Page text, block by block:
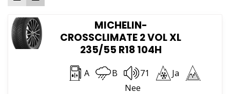
MICHELIN-
CROSSCLIMATE 2 VOL XL
235/55 R18 104H
A B 71
Ja
Nee